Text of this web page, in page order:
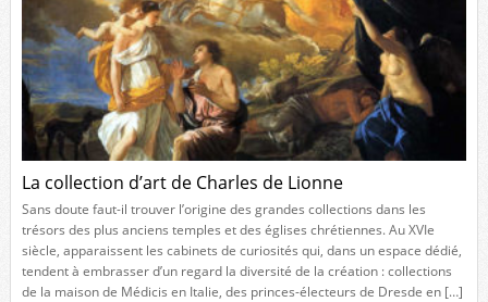
La collection d’art de Charles de Lionne
Sans doute faut-il trouver l’origine des grandes collections dans les
trésors des plus anciens temples et des églises chrétiennes. Au XVIe
siècle, apparaissent les cabinets de curiosités qui, dans un espace dédié,
tendent à embrasser d’un regard la diversité de la création : collections
de la maison de Médicis en Italie, des princes-électeurs de Dresde en […]